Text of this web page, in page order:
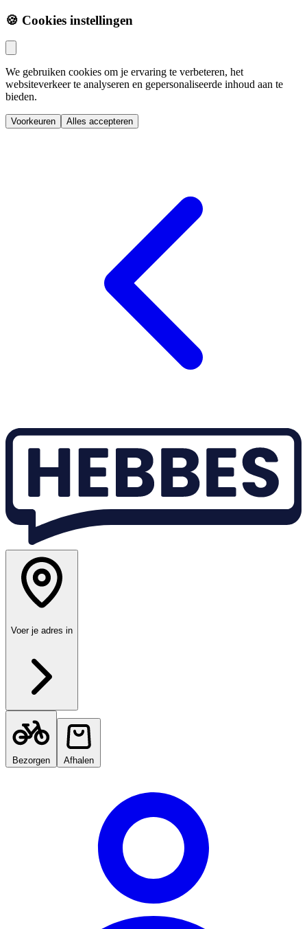
🍪 Cookies instellingen
We gebruiken cookies om je ervaring te verbeteren, het
websiteverkeer te analyseren en gepersonaliseerde inhoud aan te
bieden.
Voorkeuren Alles accepteren
Voer je adres in
Bezorgen Afhalen